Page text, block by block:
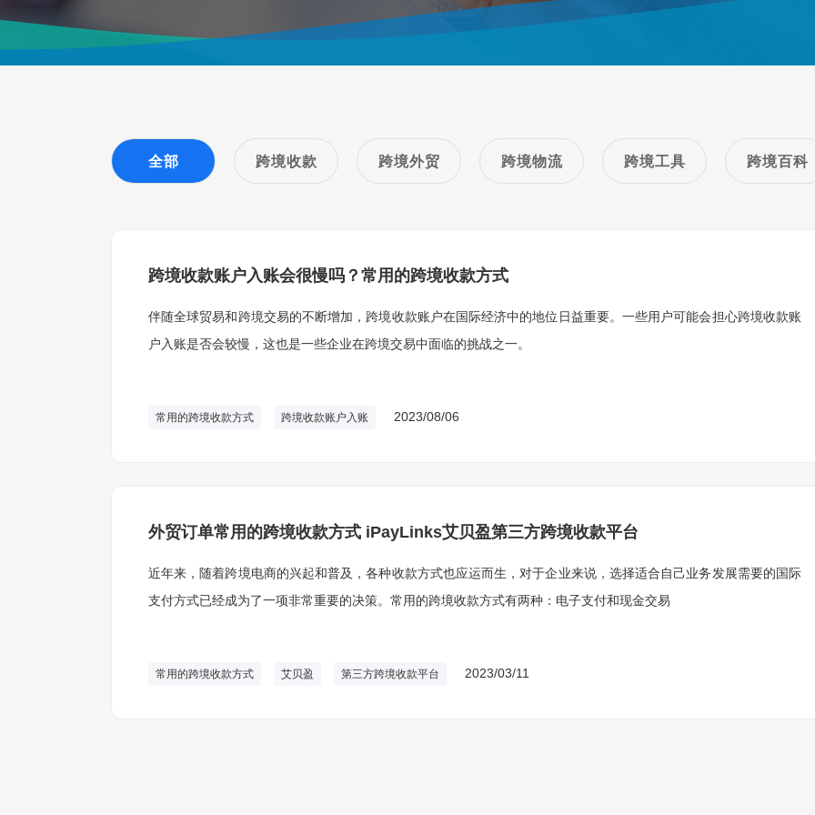
全部 跨境收款 跨境外贸 跨境物流 跨境工具 跨境百科
跨境收款账户入账会很慢吗？常用的跨境收款方式
伴随全球贸易和跨境交易的不断增加，跨境收款账户在国际经济中的地位日益重要。一些用户可能会担心跨境收款账
户入账是否会较慢，这也是一些企业在跨境交易中面临的挑战之一。
常用的跨境收款方式 跨境收款账户入账 2023/08/06
外贸订单常用的跨境收款方式 iPayLinks艾贝盈第三方跨境收款平台
近年来，随着跨境电商的兴起和普及，各种收款方式也应运而生，对于企业来说，选择适合自己业务发展需要的国际
支付方式已经成为了一项非常重要的决策。常用的跨境收款方式有两种：电子支付和现金交易
常用的跨境收款方式 艾贝盈 第三方跨境收款平台 2023/03/11